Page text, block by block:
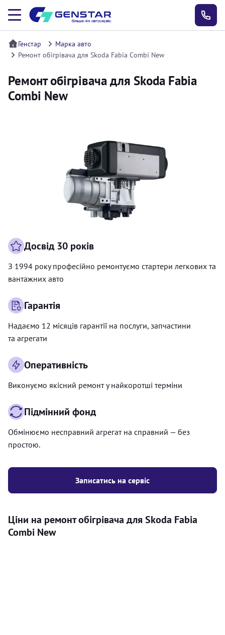
Генстар
Марка авто
Ремонт обігрівача для Skoda Fabia Combi New
Ремонт обігрівача для Skoda Fabia
Combi New
Записатись на сервіс
Досвід 30 років
З 1994 року професійно ремонтуємо стартери легкових та
вантажних авто
Гарантія
Надаємо 12 місяців гарантії на послуги, запчастини
та агрегати
Оперативність
Виконуємо якісний ремонт у найкоротші терміни
Підмінний фонд
Обмінюємо несправний агрегат на справний — без
простою.
Ціни на ремонт обігрівача для Skoda Fabia
Combi New